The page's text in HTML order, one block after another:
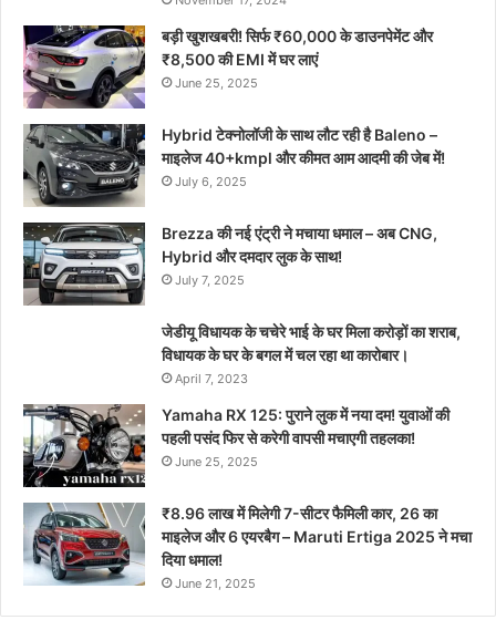
बड़ी खुशखबरी! सिर्फ ₹60,000 के डाउनपेमेंट और
₹8,500 की EMI में घर लाएं
June 25, 2025
Hybrid टेक्नोलॉजी के साथ लौट रही है Baleno –
माइलेज 40+kmpl और कीमत आम आदमी की जेब में!
July 6, 2025
Brezza की नई एंट्री ने मचाया धमाल – अब CNG,
Hybrid और दमदार लुक के साथ!
July 7, 2025
जेडीयू विधायक के चचेरे भाई के घर मिला करोड़ों का शराब,
विधायक के घर के बगल में चल रहा था कारोबार।
April 7, 2023
Yamaha RX 125: पुराने लुक में नया दम! युवाओं की
पहली पसंद फिर से करेगी वापसी मचाएगी तहलका!
June 25, 2025
₹8.96 लाख में मिलेगी 7-सीटर फैमिली कार, 26 का
माइलेज और 6 एयरबैग – Maruti Ertiga 2025 ने मचा
दिया धमाल!
June 21, 2025